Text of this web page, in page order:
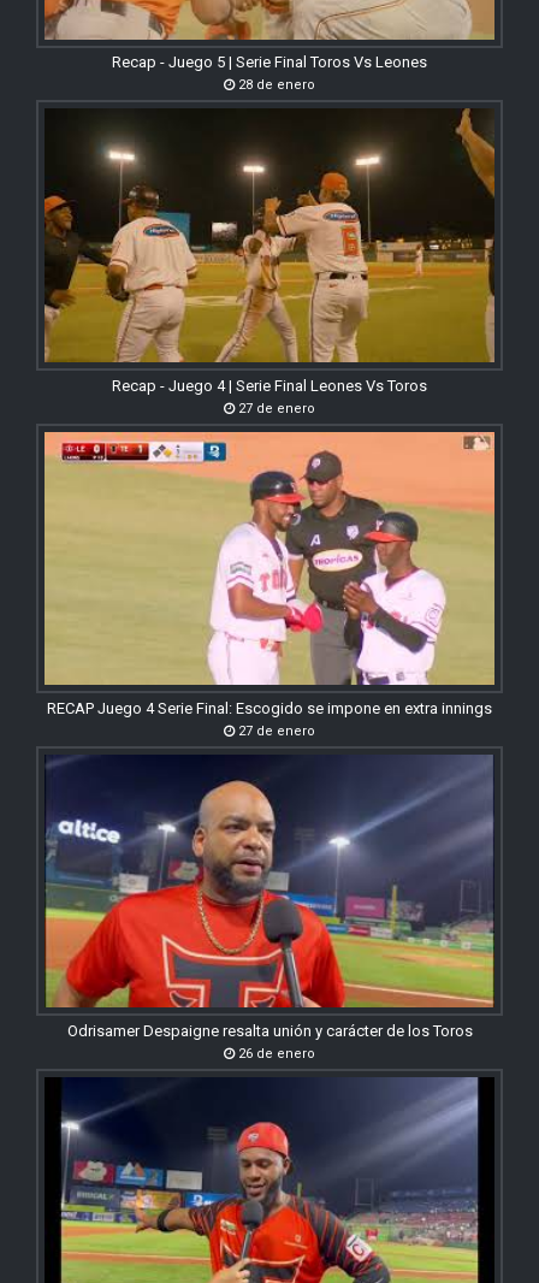
Recap - Juego 5 | Serie Final Toros Vs Leones
28 de enero
Recap - Juego 4 | Serie Final Leones Vs Toros
27 de enero
RECAP Juego 4 Serie Final: Escogido se impone en extra innings
27 de enero
Odrisamer Despaigne resalta unión y carácter de los Toros
26 de enero